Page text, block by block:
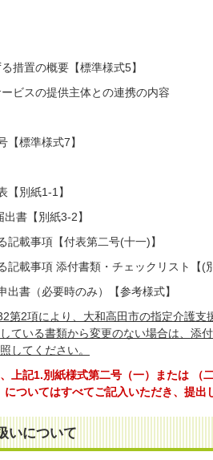
措置の概要【標準様式5】
ビスの提供主体との連携の内容
標準様式7】
【別紙1-1】
書【別紙3-2】
載事項【付表第二号(十一)】
載事項 添付書類・チェックリスト【(
書（必要時のみ）【参考様式】
2項により、大和高田市の指定介護支
ている書類から変更のない場合は、添
してください。
上記1.別紙様式第二号（一）または （
ついてはすべてご記入いただき、提出
いについて